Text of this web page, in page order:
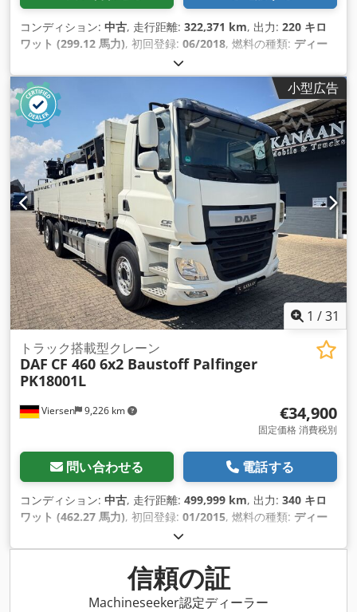
コンディション: 中古, 走行距離: 322,371 km, 出力: 220 キロ
ワット (299.12 馬力), 初回登録: 06/2018, 燃料の種類: ディー
18,000 kg（キログラム）
回検査（TÜV）:08/2026, 色:赤, 変速方式:オートマチック, 排
出クラス:
6,900 mm 2,450 mm, 荷
室高:800 mm , 装備:ABS（アンチロック・ブレーキ・システ
ム）, エアコン, クレーン, パーキングヒーター, 電子安定制御プ
ログラム (ESP)
小型広告
1 /31
Viersen 9,226 km
トラック搭載型クレーン
DAF CF 460 6x2 Baustoff Palfinger
PK18001L
€34,900
固定価格 消費税別
問い合わせる 電話する
コンディション: 中古, 走行距離: 499,999 km, 出力: 340 キロ
ワット (462.27 馬力), 初回登録: 01/2015, 燃料の種類: ディー
26,000 kg（キログラム）
回検査（TÜV）:08/2026, 色:白色, 変速方式:オートマチック,
, 装備:エアコン, クレーン, パーキングヒー
信頼の証
Machineseeker認定ディーラー